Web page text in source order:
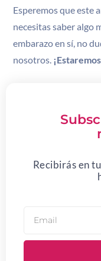
Esperemos que este
necesitas saber algo
embarazo en sí, no
nosotros.
Recibirás en